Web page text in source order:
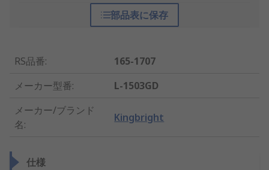
部品表に保存
RS品番:
165-1707
メーカー型番:
L-1503GD
メーカー/ブランド
名:
Kingbright
仕様